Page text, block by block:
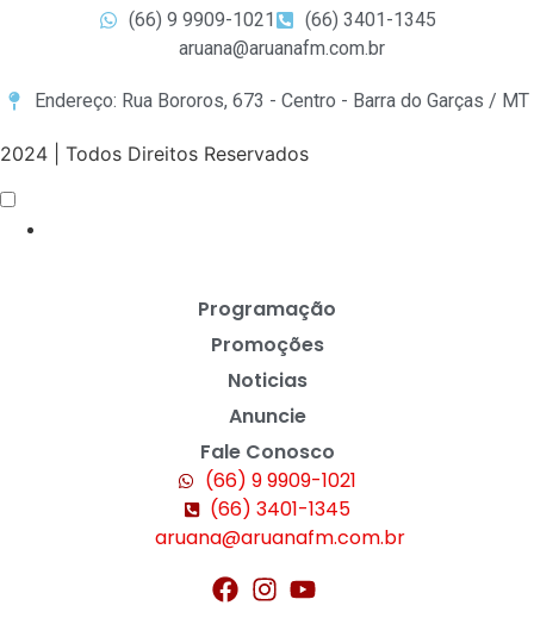
(66) 9 9909-1021
(66) 3401-1345
aruana@aruanafm.com.br
Endereço: Rua Bororos, 673 - Centro - Barra do Garças / MT
2024 | Todos Direitos Reservados
Programação
Promoções
Noticias
Anuncie
Fale Conosco
(66) 9 9909-1021
(66) 3401-1345
aruana@aruanafm.com.br